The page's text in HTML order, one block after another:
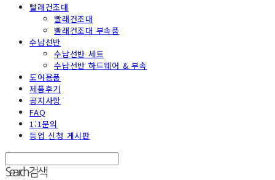
빨래건조대
빨래건조대
빨래건조대 부속품
수납선반
수납선반 세트
수납선반 하드웨어 & 부속
도어용품
제품후기
공지사항
FAQ
1:1문의
등업 신청 게시판
Search검색